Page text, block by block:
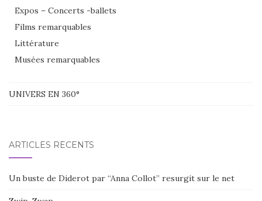
Expos – Concerts -ballets
Films remarquables
Littérature
Musées remarquables
UNIVERS EN 360°
ARTICLES RÉCENTS
Un buste de Diderot par “Anna Collot” resurgit sur le net